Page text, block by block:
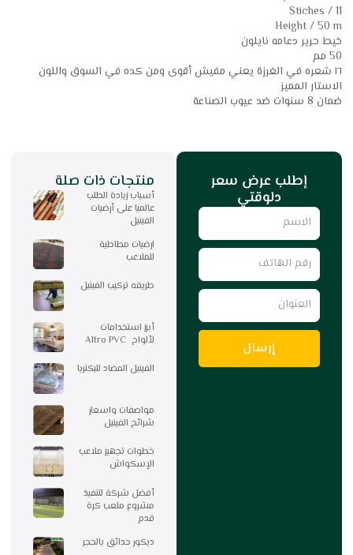
Stiches / 11
Height / 50 m
خيط حرير دعامه نايلون
50 مم
١٦ شعره في الغرزة يعني مفيش أقوى ومن كده في السوق واللون
الاستار المميز
ضمان 8 سنوات ضد عيوب الصناعة
إطلب عرض سعر
دلوقتي
Name
رقم
الهاتف
العنوان
إرسال
منتجات ذات صلة
أسباب زيادة الطلب
عالميا على أرضيات
الفينيل
ارضيات مطاطية
للملاعب
طريقه تركيب الفينيل
أبرز استخدامات
لألواح Altro PVC
الفينيل المضاد للبكتريا
مواصفات واسعار
شرائح الفينيل
خطوات تجهيز ملاعب
الإسكواش
أفضل شركة لتنفيذ
مشروع ملعب كرة
قدم
ديكور حدائق بالحجر